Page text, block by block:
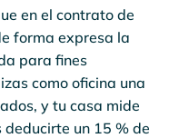
en el contrato de
forma expresa la
para fines
como oficina una
y tu casa mide
un 15 % de